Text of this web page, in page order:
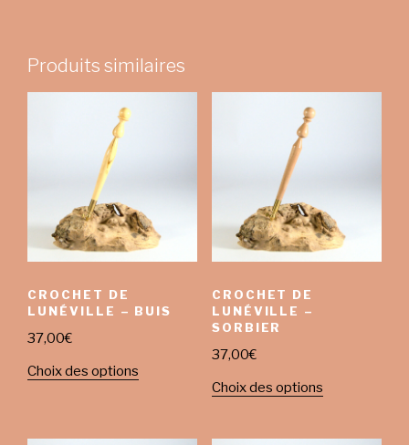
Produits similaires
CROCHET DE
LUNÉVILLE – BUIS
37,00€
Choix des options
CROCHET DE
LUNÉVILLE –
SORBIER
37,00€
Choix des options